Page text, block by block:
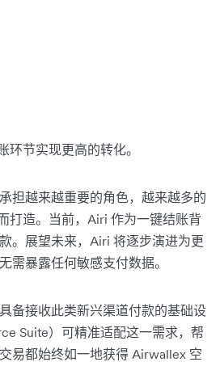
节实现更高的转化。
担越来越重要的角色，越来越多的
打造。当前，Airi 作为一键结账背
。展望未来，Airi 将逐步演进为更
需暴露任何敏感支付数据。
备接收此类新兴渠道付款的基础设
Suite）可精准适配这一需求，帮
易都始终如一地获得 Airwallex 空